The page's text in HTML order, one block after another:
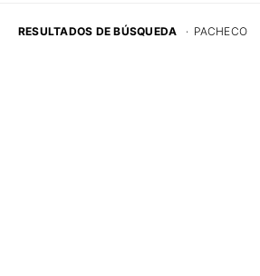
RESULTADOS DE BÚSQUEDA · PACHECO